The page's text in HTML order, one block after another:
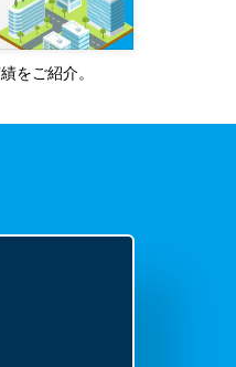
をご紹介。